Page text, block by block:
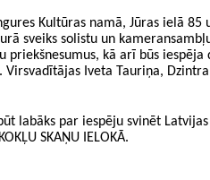
Kultūras namā, Jūras ielā 85
sveiks solistu un
priekšnesumus, kā arī būs iespēja
Iveta Tauriņa,
labāks par iespēju svinēt
SKAŅU IELOKĀ.